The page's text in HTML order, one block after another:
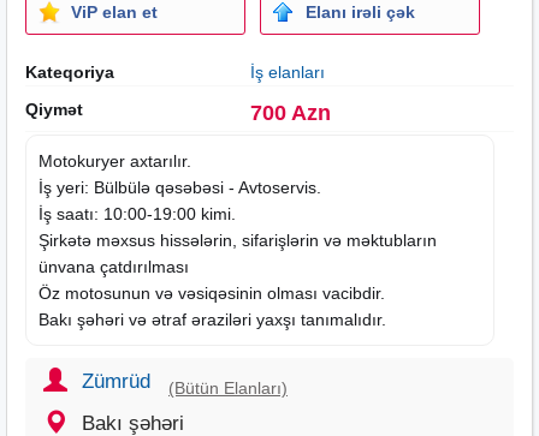
ViP elan et Elanı irəli çək
Kateqoriya
İş elanları
Qiymət
700 Azn
Motokuryer axtarılır.
İş yeri: Bülbülə qəsəbəsi - Avtoservis.
İş saatı: 10:00-19:00 kimi.
Şirkətə məxsus hissələrin, sifarişlərin və məktubların
ünvana çatdırılması
Öz motosunun və vəsiqəsinin olması vacibdir.
Bakı şəhəri və ətraf əraziləri yaxşı tanımalıdır.
Zümrüd (Bütün Elanları)
Bakı şəhəri